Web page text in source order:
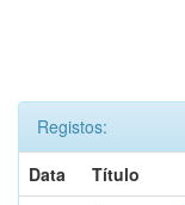
Registos:
Data
Título